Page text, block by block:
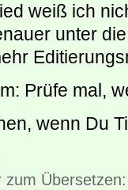
weiß ich
unter
Prüfe mal,
wenn Du
zum Übersetzen: